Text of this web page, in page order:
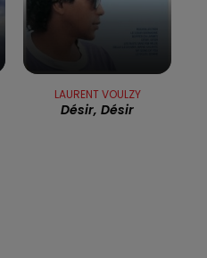
LAURENT VOULZY
Désir, Désir